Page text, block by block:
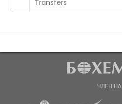
Transfers
ЧЛЕН НА